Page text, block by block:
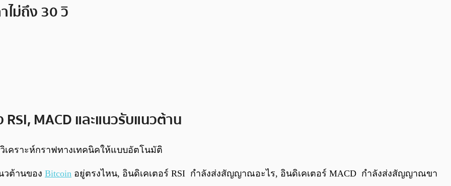
ไม่ถึง 30 วิ
MACD และแนวรับแนวต้าน
เคราะห์กราฟทางเทคนิคให้แบบอัตโนมัติ
วต้านของ Bitcoin อยู่ตรงไหน, อินดิเคเตอร์ RSI กำลังส่งสัญญาณอะไร, อินดิเคเตอร์ MACD กำลังส่งสัญญาณขา